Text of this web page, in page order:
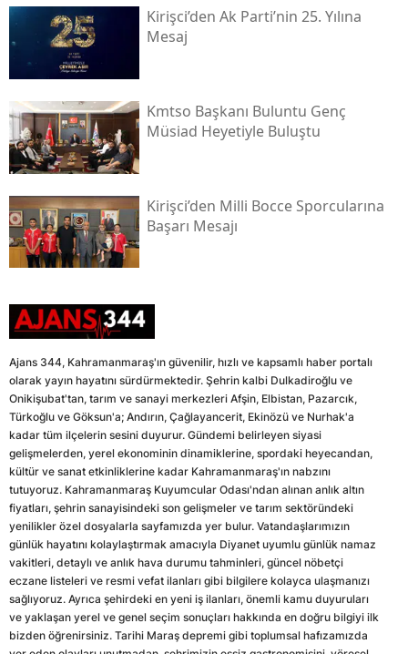
Kirişci’den Ak Parti’nin 25. Yılına
Mesaj
Kmtso Başkanı Buluntu Genç
Müsi̇ad Heyetiyle Buluştu
Kirişci’den Milli Bocce Sporcularına
Başarı Mesajı
Ajans 344, Kahramanmaraş'ın güvenilir, hızlı ve kapsamlı haber portalı
olarak yayın hayatını sürdürmektedir. Şehrin kalbi Dulkadiroğlu ve
Onikişubat'tan, tarım ve sanayi merkezleri Afşin, Elbistan, Pazarcık,
Türkoğlu ve Göksun'a; Andırın, Çağlayancerit, Ekinözü ve Nurhak'a
kadar tüm ilçelerin sesini duyurur. Gündemi belirleyen siyasi
gelişmelerden, yerel ekonominin dinamiklerine, spordaki heyecandan,
kültür ve sanat etkinliklerine kadar Kahramanmaraş'ın nabzını
tutuyoruz. Kahramanmaraş Kuyumcular Odası'ndan alınan anlık altın
fiyatları, şehrin sanayisindeki son gelişmeler ve tarım sektöründeki
yenilikler özel dosyalarla sayfamızda yer bulur. Vatandaşlarımızın
günlük hayatını kolaylaştırmak amacıyla Diyanet uyumlu günlük namaz
vakitleri, detaylı ve anlık hava durumu tahminleri, güncel nöbetçi
eczane listeleri ve resmi vefat ilanları gibi bilgilere kolayca ulaşmanızı
sağlıyoruz. Ayrıca şehirdeki en yeni iş ilanları, önemli kamu duyuruları
ve yaklaşan yerel ve genel seçim sonuçları hakkında en doğru bilgiyi ilk
bizden öğrenirsiniz. Tarihi Maraş depremi gibi toplumsal hafızamızda